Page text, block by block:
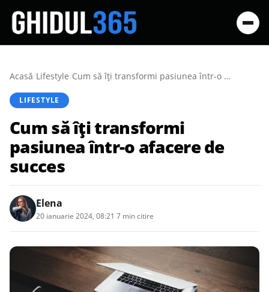
Acasă/Lifestyle/ Cum să îți transformi pasiunea într-o afacere de succes
LIFESTYLE
Cum să îți transformi
pasiunea într-o afacere de
succes
Elena
20 ianuarie 2024, 08:21 7 min citire